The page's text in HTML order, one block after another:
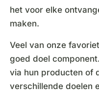
het voor elke
maken.
Veel van onze
goed doel
via hun producten of
verschillende doelen